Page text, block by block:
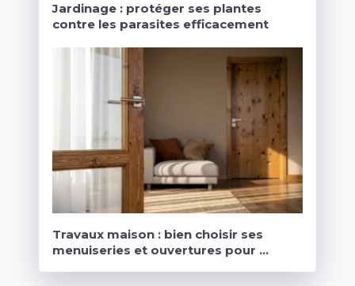
Jardinage : protéger ses plantes
contre les parasites efficacement
Travaux maison : bien choisir ses
menuiseries et ouvertures pour …